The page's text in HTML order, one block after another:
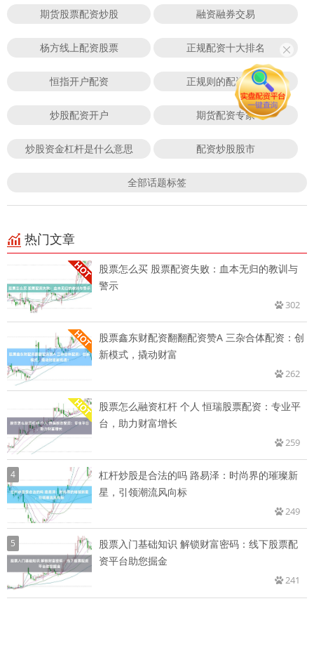
期货股票配资炒股 融资融券交易
杨方线上配资股票 正规配资十大排名
恒指开户配资 正规则的配资平台
炒股配资开户 期货配资专家
炒股资金杠杆是什么意思 配资炒股股市
全部话题标签
热门文章
股票怎么买 股票配资失败：血本无归的教训与
警示
302
股票鑫东财配资翻翻配资赞A 三杂合体配资：创
新模式，撬动财富
262
股票怎么融资杠杆 个人 恒瑞股票配资：专业平
台，助力财富增长
259
4
杠杆炒股是合法的吗 路易泽：时尚界的璀璨新
星，引领潮流风向标
249
5
股票入门基础知识 解锁财富密码：线下股票配
资平台助您掘金
241